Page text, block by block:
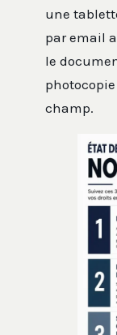
une
par email
le
champ.